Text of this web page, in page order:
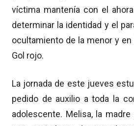
víctima mantenía con el
determinar la identidad y el
ocultamiento de la menor y
Gol rojo.
La jornada de este jueves
pedido de auxilio a toda la
adolescente. Melisa,la madre